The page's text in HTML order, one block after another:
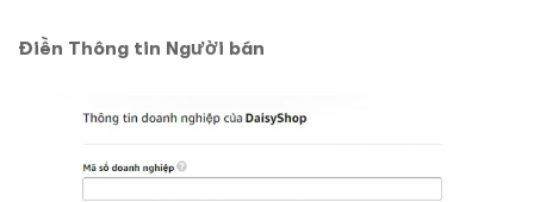
Điền Thông tin Người bán